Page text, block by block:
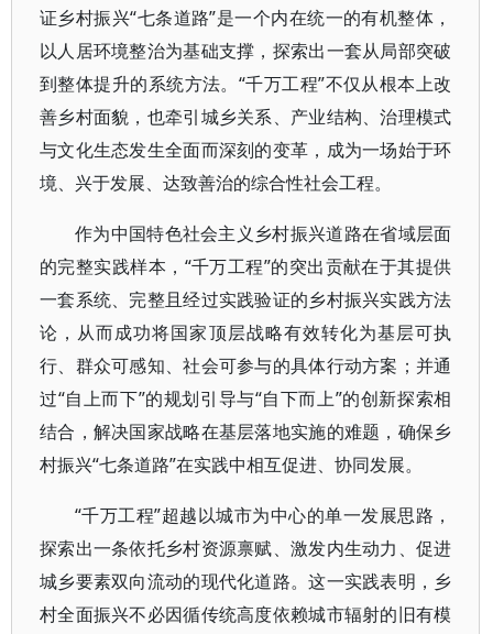
证乡村振兴“七条道路”是一个内在统一的有机整体，
以人居环境整治为基础支撑，探索出一套从局部突破
到整体提升的系统方法。“千万工程”不仅从根本上改
善乡村面貌，也牵引城乡关系、产业结构、治理模式
与文化生态发生全面而深刻的变革，成为一场始于环
境、兴于发展、达致善治的综合性社会工程。
作为中国特色社会主义乡村振兴道路在省域层面
的完整实践样本，“千万工程”的突出贡献在于其提供
一套系统、完整且经过实践验证的乡村振兴实践方法
论，从而成功将国家顶层战略有效转化为基层可执
行、群众可感知、社会可参与的具体行动方案；并通
过“自上而下”的规划引导与“自下而上”的创新探索相
结合，解决国家战略在基层落地实施的难题，确保乡
村振兴“七条道路”在实践中相互促进、协同发展。
“千万工程”超越以城市为中心的单一发展思路，
探索出一条依托乡村资源禀赋、激发内生动力、促进
城乡要素双向流动的现代化道路。这一实践表明，乡
村全面振兴不必因循传统高度依赖城市辐射的旧有模